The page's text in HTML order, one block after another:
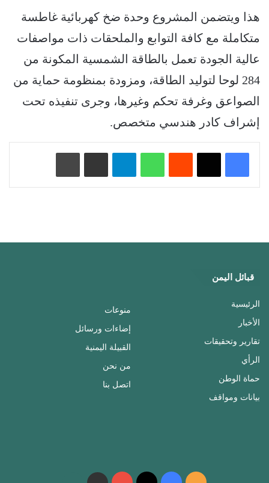
هذا ويتضمن المشروع وحدة ضخ كهربائية غاطسة
متكاملة مع كافة التوابع والملحقات ذات مواصفات
عالية الجودة تعمل بالطاقة الشمسية المكونة من
284 لوحا لتوليد الطاقة، ومزودة بمنظومة حماية من
الصواعق وغرفة تحكم وغيرها، وجرى تنفيذه تحت
إشراف كادر هندسي متخصص.
واتساب تيلقرام
قبائل اليمن
الرئيسية
الأخبار
تقارير وتحقيقات
الرأي
حماة الوطن
بيانات ومواقف
منوعات
إضاءات ورسائل
القبيلة اليمنية
من نحن
اتصل بنا